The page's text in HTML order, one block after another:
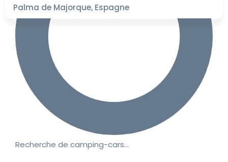
Palma de Majorque, Espagne
Recherche de camping-cars…